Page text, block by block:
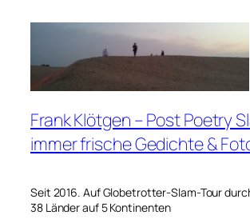
Frank Klötgen – Post Poetry
immer frische Gedichte &
Seit 2016. Auf Globetrotter-Slam-Tour
38 Länder auf 5 Kontinenten